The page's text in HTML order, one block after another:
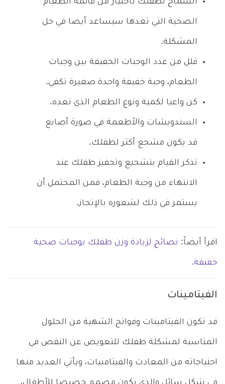
السماح لطفلك باختيار من قائمة الطعام
الصحية التي تعدها سيساعد أيضا في حل
المشكلة.
قلل من عدد الوجبات الخفيفة بين وجبات
الطعام، وجبة خفيفة واحدة صغيرة تكفي.
كن واعيا لكمية ونوع الطعام الذي تعده.
السندويشات والأطعمة في صورة أصابع
قد يكون مشجع أكثر لطفلك.
تذكر القيام بتشجيع وتحفيز طفلك عند
الانتهاء من وجبة الطعام، فمن المحتمل أن
يستمر في ذلك لشعوره بالإنجاز.
اقرأ أيضاً: نصائح لزيادة وزن طفلك بوجبات صحية
خفيفة.
الفيتامينات
قد تكون الفيتامينات وفواتح الشهية من الحلول
المناسبة لمشكلة طفلك للتعويض عن النقص في
احتياجاته من المعادت والفيتامنيات، ويأتي العديد منها